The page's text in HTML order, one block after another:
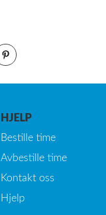
HJELP
Bestille time
Avbestille time
Kontakt oss
Hjelp